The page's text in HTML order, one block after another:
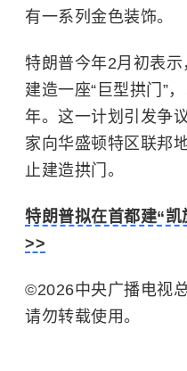
有一系列金色装饰。
特朗普今年2月初表
建造一座“巨型拱门”
年。这一计划引发争
家向华盛顿特区联邦
止建造拱门。
特朗普拟在首都建“
>>
©2026中央广播电视
请勿转载使用。